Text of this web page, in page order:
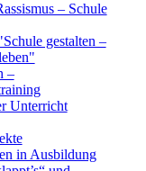
– Schule
gestalten –
–
Unterricht
in Ausbildung